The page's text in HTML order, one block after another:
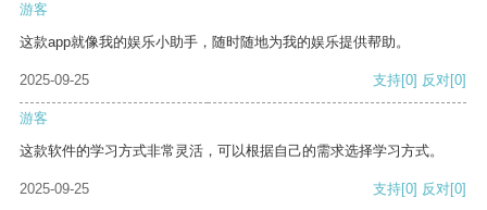
游客
这款app就像我的娱乐小助手，随时随地为我的娱乐提供帮助。
2025-09-25 支持[0] 反对[0]
游客
这款软件的学习方式非常灵活，可以根据自己的需求选择学习方式。
2025-09-25 支持[0] 反对[0]